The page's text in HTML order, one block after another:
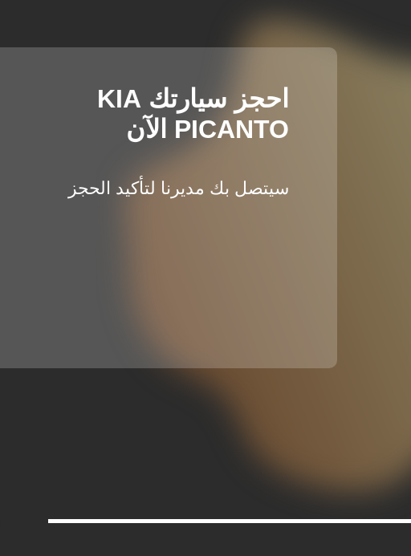
احجز سيارتك KIA
PICANTO الآن
سيتصل بك مديرنا لتأكيد الحجز